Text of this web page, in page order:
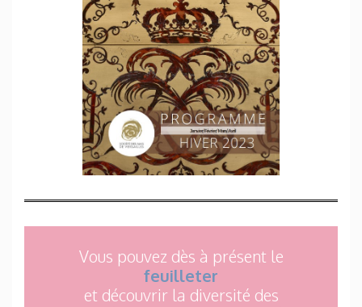
Vous pouvez dès à présent le
feuilleter
et découvrir la diversité des